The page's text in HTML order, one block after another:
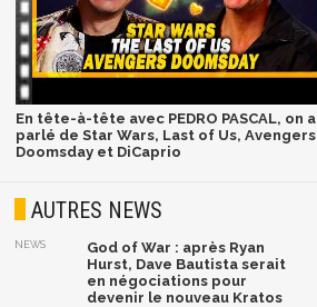
En tête-à-tête avec PEDRO PASCAL, on a
parlé de Star Wars, Last of Us, Avengers
Doomsday et DiCaprio
AUTRES NEWS
NEWS
God of War : après Ryan
Hurst, Dave Bautista serait
en négociations pour
devenir le nouveau Kratos